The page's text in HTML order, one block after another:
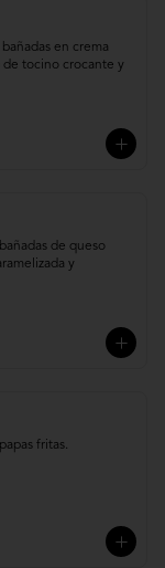
en crema
de tocino crocante y
de queso
y
fritas.